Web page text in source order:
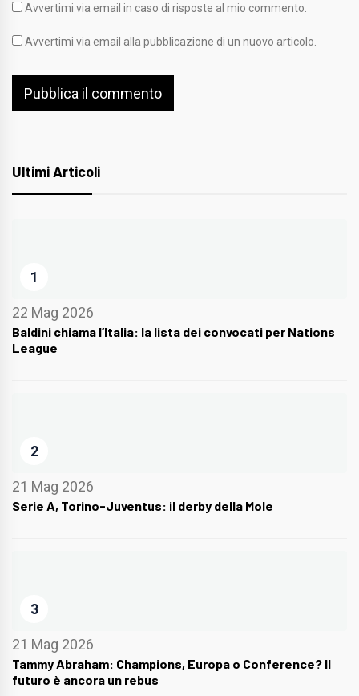
Avvertimi via email in caso di risposte al mio commento.
Avvertimi via email alla pubblicazione di un nuovo articolo.
Ultimi Articoli
1
22 Mag 2026
Baldini chiama l’Italia: la lista dei convocati per Nations
League
2
21 Mag 2026
Serie A, Torino-Juventus: il derby della Mole
3
21 Mag 2026
Tammy Abraham: Champions, Europa o Conference? Il
futuro è ancora un rebus